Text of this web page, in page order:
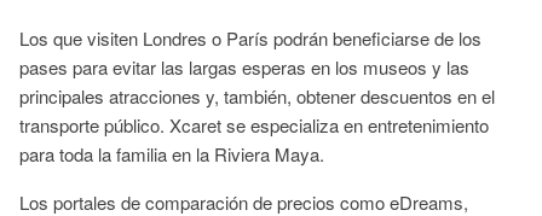
Los que visiten Londres o París podrán beneficiarse de los
pases para evitar las largas esperas en los museos y las
principales atracciones y, también, obtener descuentos en el
transporte público. Xcaret se especializa en entretenimiento
para toda la familia en la Riviera Maya.
Los portales de comparación de precios como eDreams,